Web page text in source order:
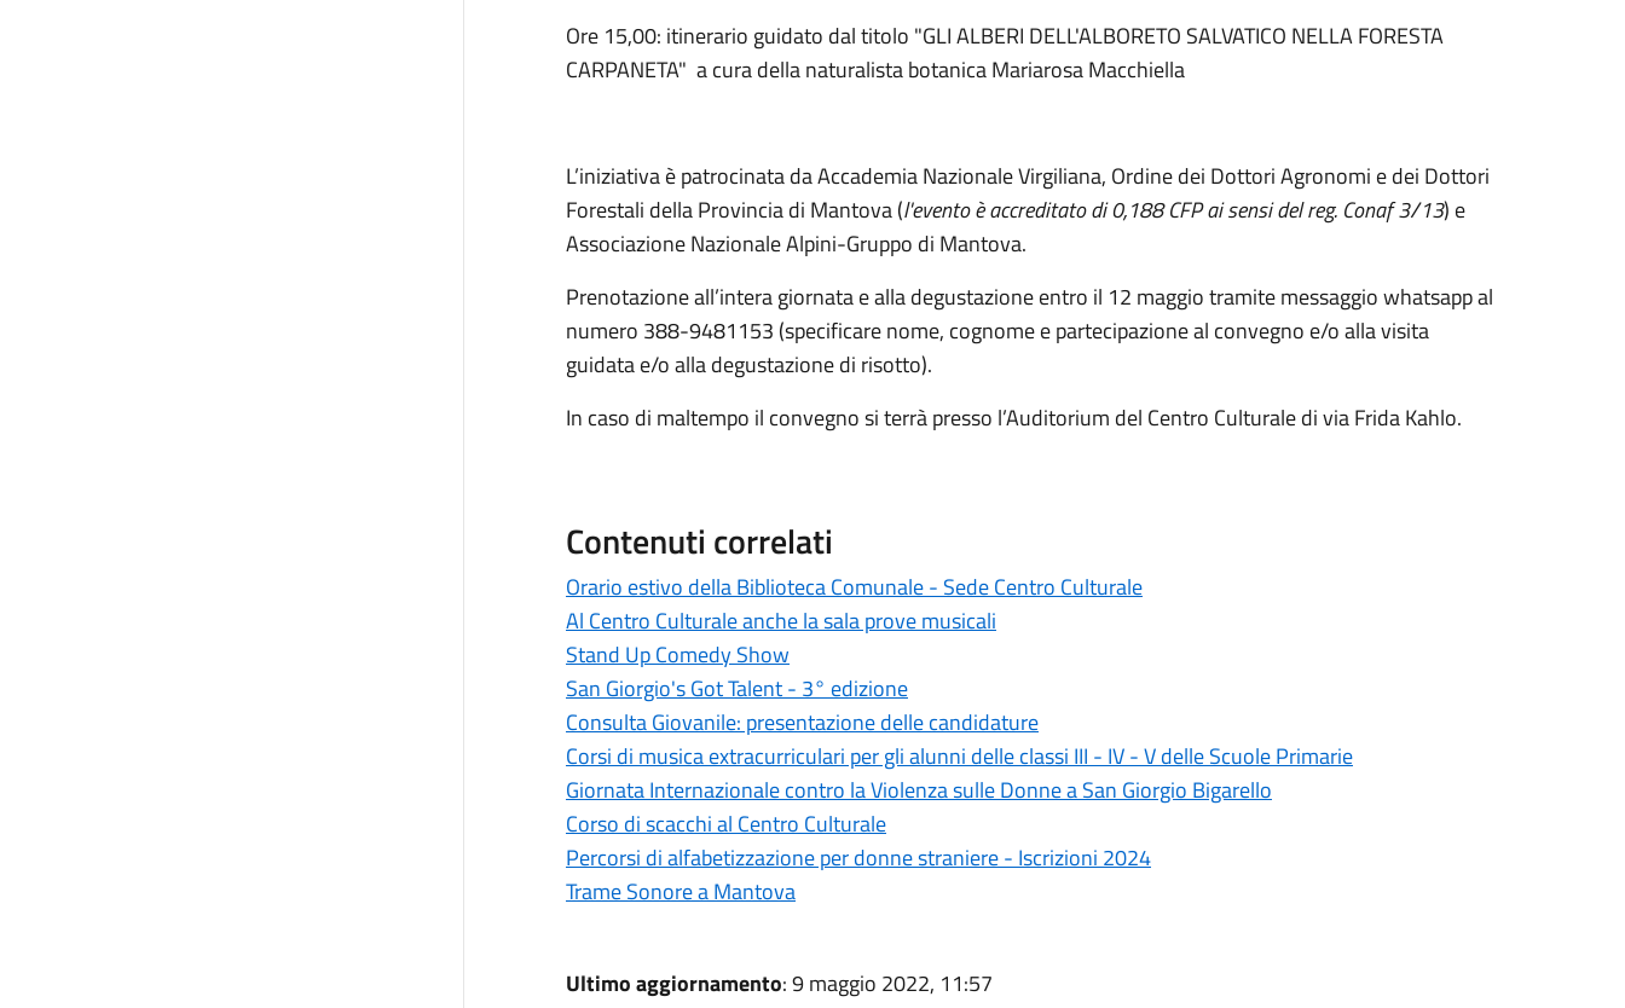
Ore 15,00: itinerario guidato dal titolo "GLI ALBERI DELL'ALBORETO SALVATICO NELLA FORESTA
CARPANETA" a cura della naturalista botanica Mariarosa Macchiella
L’iniziativa è patrocinata da Accademia Nazionale Virgiliana, Ordine dei Dottori Agronomi e dei Dottori
Forestali della Provincia di Mantova (l'evento è accreditato di 0,188 CFP ai sensi del reg. Conaf 3/13) e
Associazione Nazionale Alpini-Gruppo di Mantova.
Prenotazione all’intera giornata e alla degustazione entro il 12 maggio tramite messaggio whatsapp al
numero 388-9481153 (specificare nome, cognome e partecipazione al convegno e/o alla visita
guidata e/o alla degustazione di risotto).
In caso di maltempo il convegno si terrà presso l’Auditorium del Centro Culturale di via Frida Kahlo.
Contenuti correlati
Orario estivo della Biblioteca Comunale - Sede Centro Culturale
Al Centro Culturale anche la sala prove musicali
Stand Up Comedy Show
San Giorgio's Got Talent - 3° edizione
Consulta Giovanile: presentazione delle candidature
Corsi di musica extracurriculari per gli alunni delle classi III - IV - V delle Scuole Primarie
Giornata Internazionale contro la Violenza sulle Donne a San Giorgio Bigarello
Corso di scacchi al Centro Culturale
Percorsi di alfabetizzazione per donne straniere - Iscrizioni 2024
Trame Sonore a Mantova
Ultimo aggiornamento: 9 maggio 2022, 11:57